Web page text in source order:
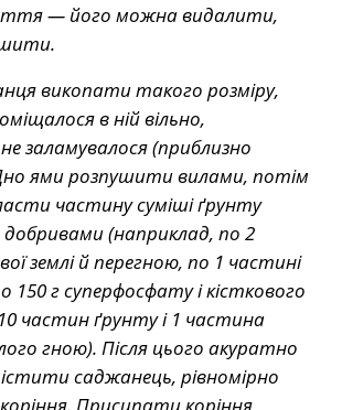
— його можна видалити,
викопати такого розміру,
в ній вільно,
не заламувалося (приблизно
ями розпушити вилами, потім
частину суміші ґрунту
добривами (наприклад, по 2
землі й перегною, по 1 частині
150 г суперфосфату і кісткового
частин ґрунту і 1 частина
гною). Після цього акуратно
саджанець, рівномірно
Присипати коріння